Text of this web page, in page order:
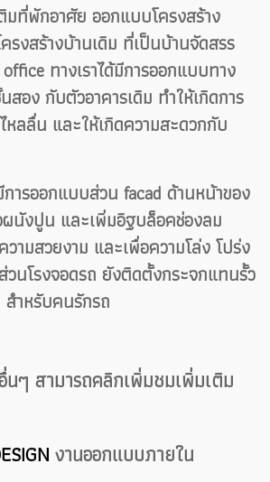
ที่พักอาศัย ออกแบบโครงสร้าง
รงสร้างบ้านเดิม ที่เป็นบ้านจัดสรร
ทางเราได้มีการออกแบบทาง
สอง กับตัวอาคารเดิม ทำให้เกิดการ
หลลื่น และให้เกิดความสะดวกกับ
ารออกแบบส่วน facad ด้านหน้าของ
นังปูน และเพิ่มอิฐบล็อคช่องลม
วามสวยงาม และเพื่อความโล่ง โปร่ง
นโรงจอดรถ ยังติดตั้งกระจกแทนรั้ว
สำหรับคนรักรถ
ๆ สามารถคลิกเพิ่มชมเพิ่มเติม
งานออกแบบภายใน